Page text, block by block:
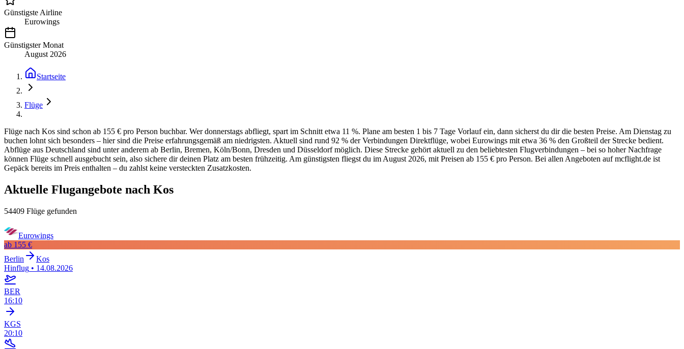
Günstigste Airline
Eurowings
Günstigster Monat
August 2026
Startseite
Flüge
Flüge nach Kos sind schon ab 155 € pro Person buchbar. Wer donnerstags abfliegt, spart im Schnitt etwa 11 %. Plane am besten 1 bis 7 Tage Vorlauf ein, dann sicherst du dir die besten Preise. Am Dienstag zu
buchen lohnt sich besonders – hier sind die Preise erfahrungsgemäß am niedrigsten. Aktuell sind rund 92 % der Verbindungen Direktflüge, wobei Eurowings mit etwa 36 % den Großteil der Strecke bedient.
Abflüge aus Deutschland sind unter anderem ab Berlin, Bremen, Köln/Bonn, Dresden und Düsseldorf möglich. Diese Strecke gehört aktuell zu den beliebtesten Flugverbindungen – bei so hoher Nachfrage
können Flüge schnell ausgebucht sein, also sichere dir deinen Platz am besten frühzeitig. Am günstigsten fliegst du im August 2026, mit Preisen ab 155 € pro Person. Bei allen Angeboten auf mcflight.de ist
Gepäck bereits im Preis enthalten – du zahlst keine versteckten Zusatzkosten.
Aktuelle Flugangebote nach Kos
54409 Flüge gefunden
Eurowings
ab 155 €
Berlin
Kos
Hinflug • 14.08.2026
BER
16:10
KGS
20:10